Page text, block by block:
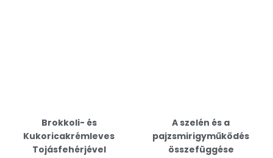
Brokkoli- és
Kukoricakrémleves
Tojásfehérjével
A szelén és a
pajzsmirigyműködés
összefüggése